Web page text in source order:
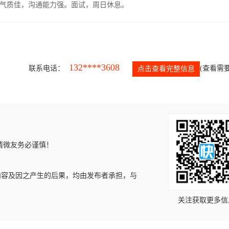
质佳，沟通能力强。面试，周日休息。
联系电话： 132****3608 点击查看完整信息 (查看需
友务必谨慎！
及因之产生的后果，均由发布者承担，与
关注获取更多